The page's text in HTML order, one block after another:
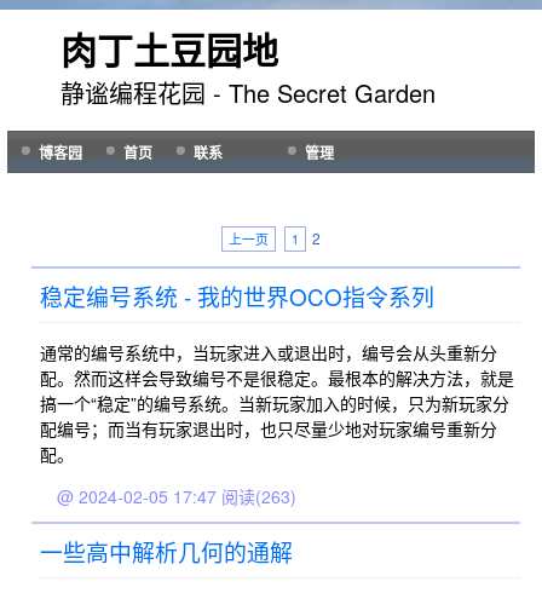
肉丁土豆园地
静谧编程花园 - The Secret Garden
博客园 首页 联系 管理
上一页 1 2
稳定编号系统 - 我的世界OCO指令系列
通常的编号系统中，当玩家进入或退出时，编号会从头重新分
配。然而这样会导致编号不是很稳定。最根本的解决方法，就是
搞一个“稳定”的编号系统。当新玩家加入的时候，只为新玩家分
配编号；而当有玩家退出时，也只尽量少地对玩家编号重新分
配。
@ 2024-02-05 17:47 阅读(263)
一些高中解析几何的通解